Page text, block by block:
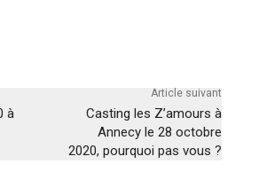
à
Article suivant
Casting les Z’amours à
Annecy le 28 octobre
2020, pourquoi pas vous ?